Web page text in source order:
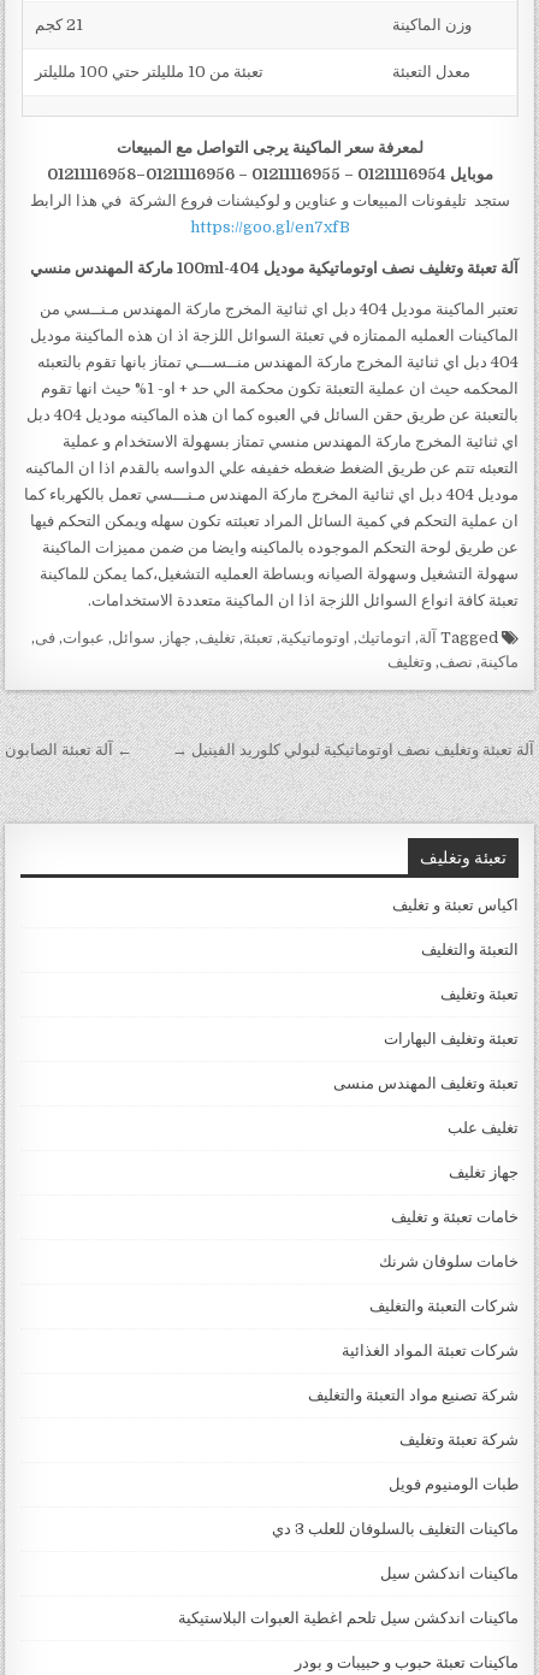
وزن الماكينة 21 كجم
معدل التعبئة تعبئة من 10 ملليلتر حتي 100 ملليلتر
لمعرفة سعر الماكينة يرجى التواصل مع المبيعات
موبايل 01211116954 – 01211116955 – 01211116956–01211116958
ستجد تليفونات المبيعات و عناوين و لوكيشنات فروع الشركة في هذا الرابط
https://goo.gl/en7xfB
آلة تعبئة وتغليف نصف اوتوماتيكية موديل 404-100ml ماركة المهندس منسي
تعتبر الماكينة موديل 404 دبل اي ثنائية المخرج ماركة المهندس مـنــسي من
الماكينات العمليه الممتازه في تعبئة السوائل اللزجة اذ ان هذه الماكينة موديل
404 دبل اي ثنائية المخرج ماركة المهندس منــســـي تمتاز بانها تقوم بالتعبئه
المحكمه حيث ان عملية التعبئة تكون محكمة الي حد + او- 1% حيث انها تقوم
بالتعبئة عن طريق حقن السائل في العبوه كما ان هذه الماكينه موديل 404 دبل
اي ثنائية المخرج ماركة المهندس منسي تمتاز بسهولة الاستخدام و عملية
التعبئه تتم عن طريق الضغط ضغطه خفيفه علي الدواسه بالقدم اذا ان الماكينه
موديل 404 دبل اي ثنائية المخرج ماركة المهندس مـنـــسي تعمل بالكهرباء كما
ان عملية التحكم في كمية السائل المراد تعبئته تكون سهله ويمكن التحكم فيها
عن طريق لوحة التحكم الموجوده بالماكينه وايضا من ضمن مميزات الماكينة
سهولة التشغيل وسهولة الصيانه وبساطة العمليه التشغيل،كما يمكن للماكينة
تعبئة كافة انواع السوائل اللزجة اذا ان الماكينة متعددة الاستخدامات.
Tagged آلة, اتوماتيك, اوتوماتيكية,تعبئة,تغليف, جهاز , سوائل, عبوات,فى,
ماكينة, نصف,وتغليف
تصفّح المقالات ← آلة تعبئة الصابون آلة تعبئة وتغليف نصف اوتوماتيكية لبولي كلوريد الفينيل →
تعبئة وتغليف
اكياس تعبئة و تغليف
التعبئة والتغليف
تعبئة وتغليف
تعبئة وتغليف البهارات
تعبئة وتغليف المهندس منسى
تغليف علب
جهاز تغليف
خامات تعبئة و تغليف
خامات سلوفان شرنك
شركات التعبئة والتغليف
شركات تعبئة المواد الغذائية
شركة تصنيع مواد التعبئة والتغليف
شركة تعبئة وتغليف
طبات الومنيوم فويل
ماكينات التغليف بالسلوفان للعلب 3 دي
ماكينات اندكشن سيل
ماكينات اندكشن سيل تلحم اغطية العبوات البلاستيكية
ماكينات تعبئة حبوب و حبيبات و بودر